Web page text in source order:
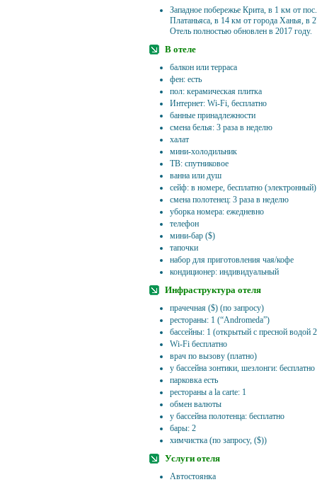
Западное побережье Крита, в 1 км от
Платаньяса, в 14 км от города Ханья, в
Отель полностью обновлен в 2017 году.
В отеле
балкон или терраса
фен: есть
пол: керамическая плитка
Интернет: Wi-Fi, бесплатно
банные принадлежности
смена белья: 3 раза в неделю
халат
мини-холодильник
ТВ: спутниковое
ванна или душ
сейф: в номере, бесплатно (электронный)
смена полотенец: 3 раза в неделю
уборка номера: ежедневно
телефон
мини-бар ($)
тапочки
набор для приготовления чая/кофе
кондиционер: индивидуальный
Инфраструктура отеля
прачечная ($) (по запросу)
рестораны: 1 (“Andromeda”)
бассейны: 1 (открытый с пресной
Wi-Fi бесплатно
врач по вызову (платно)
у бассейна зонтики, шезлонги: бесплатно
парковка есть
рестораны a la carte: 1
обмен валюты
у бассейна полотенца: бесплатно
бары: 2
химчистка (по запросу, ($))
Услуги отеля
Автостоянка